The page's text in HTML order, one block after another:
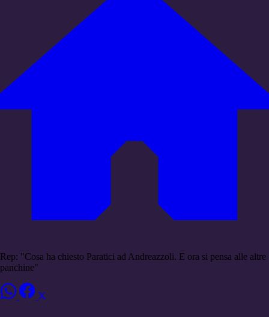
Rep: "Cosa ha chiesto Paratici ad Andreazzoli. E ora si pensa alle altre
panchine"